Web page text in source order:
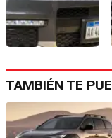
TAMBIÉN TE